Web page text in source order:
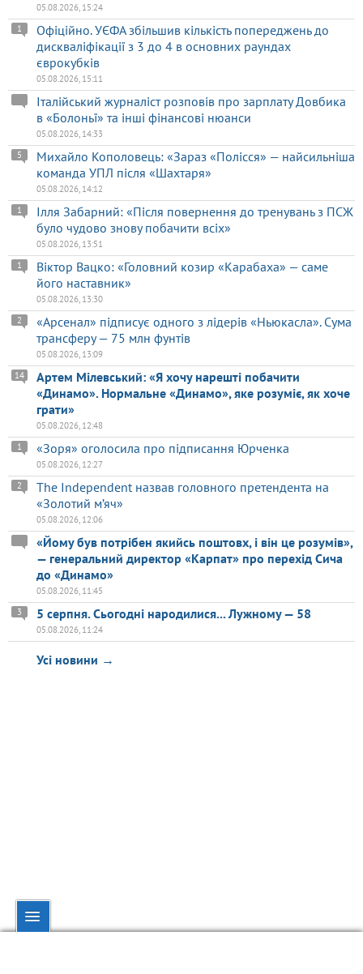
05.08.2026, 15:24
Офіційно. УЄФА збільшив кількість попереджень до
дискваліфікації з 3 до 4 в основних раундах
єврокубків
1
05.08.2026, 15:11
Італійський журналіст розповів про зарплату Довбика
в «Болоньї» та інші фінансові нюанси
05.08.2026, 14:33
Михайло Кополовець: «Зараз «Полісся» — найсильніша
команда УПЛ після «Шахтаря»
5
05.08.2026, 14:12
Ілля Забарний: «Після повернення до тренувань з ПСЖ
було чудово знову побачити всіх»
1
05.08.2026, 13:51
Віктор Вацко: «Головний козир «Карабаха» — саме
його наставник»
1
05.08.2026, 13:30
«Арсенал» підписує одного з лідерів «Ньюкасла». Сума
трансферу — 75 млн фунтів
2
05.08.2026, 13:09
Артем Мілевський: «Я хочу нарешті побачити
«Динамо». Нормальне «Динамо», яке розуміє, як хоче
грати»
14
05.08.2026, 12:48
«Зоря» оголосила про підписання Юрченка
1
05.08.2026, 12:27
The Independent назвав головного претендента на
«Золотий м’яч»
2
05.08.2026, 12:06
«Йому був потрібен якийсь поштовх, і він це розумів»,
— генеральний директор «Карпат» про перехід Сича
до «Динамо»
05.08.2026, 11:45
5 серпня. Сьогодні народилися... Лужному — 58
3
05.08.2026, 11:24
Усі новини →